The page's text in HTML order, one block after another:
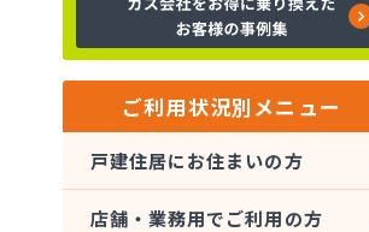
ご利用状況別メニュー
戸建住居にお住まいの方
店舗・業務用でご利用の方